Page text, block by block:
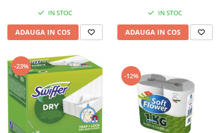
IN STOC
ADAUGA IN COS
IN STOC
ADAUGA IN COS
-23%
-12%